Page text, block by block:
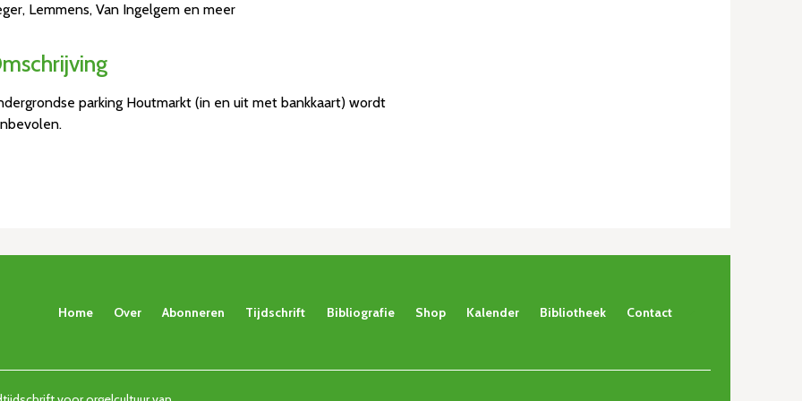
Lemmens, Van Ingelgem en meer
parking Houtmarkt (in en uit met bankkaart) wordt
Home Over Abonneren Tijdschrift Bibliografie Shop Kalender Bibliotheek Contact